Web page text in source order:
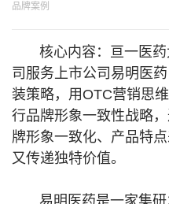
品牌案例
核心内容：亘一医药
司服务上市公司易明医
装策略，用OTC营销思
行品牌形象一致性战略
牌形象一致化、产品特
又传递独特价值。
易明医药是一家集研